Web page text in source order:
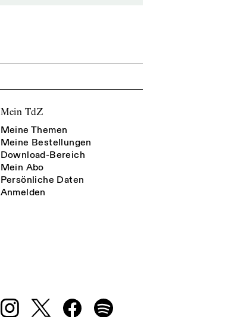
Mein TdZ
Meine Themen
Meine Bestellungen
Download-Bereich
Mein Abo
Persönliche Daten
Anmelden